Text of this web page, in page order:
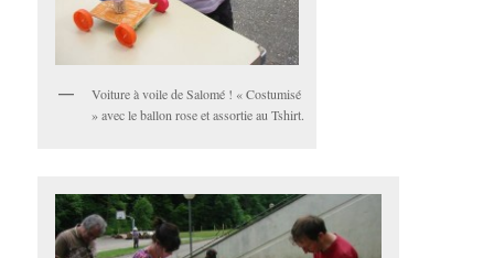
Voiture à voile de Salomé ! « Costumisé
» avec le ballon rose et assortie au Tshirt.